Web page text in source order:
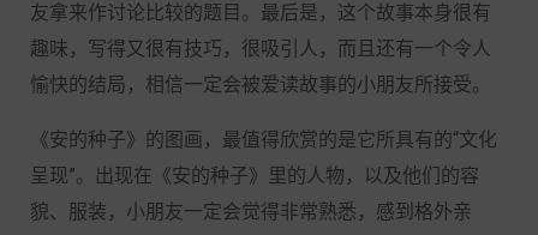
友拿来作讨论比较的题目。最后是，这个故事本身很有
趣味，写得又很有技巧，很吸引人，而且还有一个令人
愉快的结局，相信一定会被爱读故事的小朋友所接受。
《安的种子》的图画，最值得欣赏的是它所具有的“文化
呈现”。出现在《安的种子》里的人物，以及他们的容
貌、服装，小朋友一定会觉得非常熟悉，感到格外亲